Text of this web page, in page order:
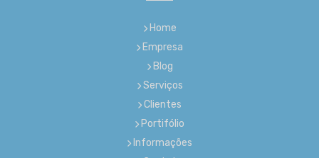
Home
Empresa
Blog
Serviços
Clientes
Portifólio
Informações